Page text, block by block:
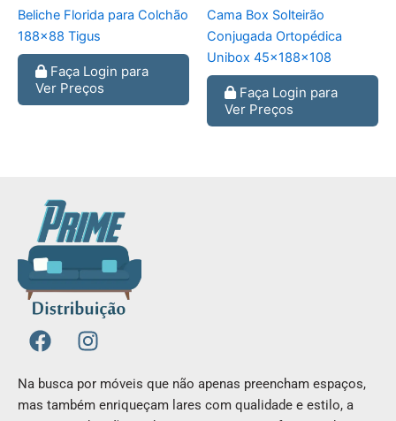
Beliche Florida para Colchão
188×88 Tigus
Faça Login para
Ver Preços
Cama Box Solteirão
Conjugada Ortopédica
Unibox 45x188x108
Faça Login para
Ver Preços
F
a
c
e
I
n
t
Na busca por móveis que não apenas preencham espaços,
mas também enriqueçam lares com qualidade e estilo, a